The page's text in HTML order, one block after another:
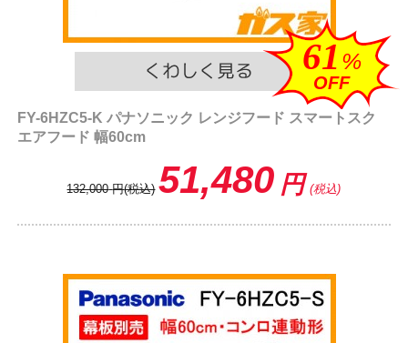
61 %
OFF
FY-6HZC5-K パナソニック レンジフード スマートスク
エアフード 幅60cm
132,000 円(税込) 51,480 円 (税込)